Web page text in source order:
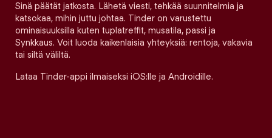
Sinä päätät jatkosta. Lähetä viesti, tehkää suunnitelmia ja
katsokaa, mihin juttu johtaa. Tinder on varustettu
ominaisuuksilla kuten tuplatreffit, musatila, passi ja
Synkkaus. Voit luoda kaikenlaisia yhteyksiä: rentoja, vakavia
tai siltä väliltä.
Lataa Tinder-appi ilmaiseksi iOS:lle ja Androidille.